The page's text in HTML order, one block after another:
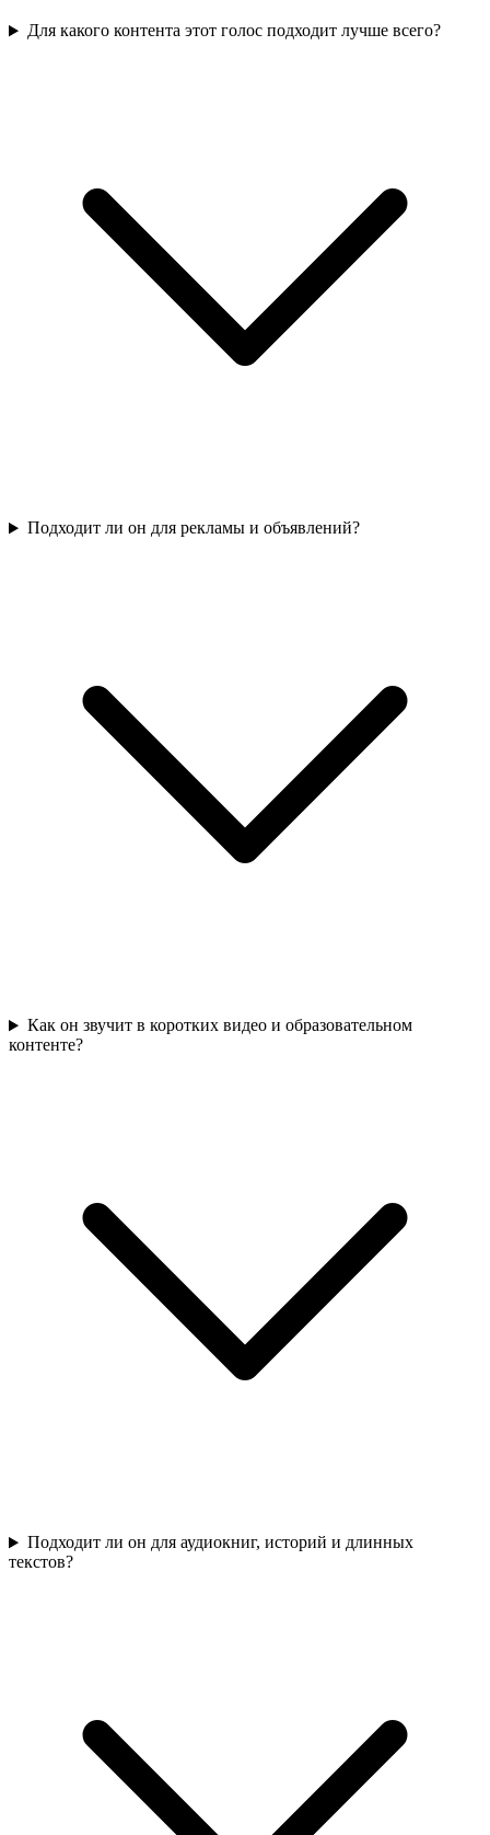
Для какого контента этот голос подходит лучше всего?
Подходит ли он для рекламы и объявлений?
Как он звучит в коротких видео и образовательном
контенте?
Подходит ли он для аудиокниг, историй и длинных
текстов?